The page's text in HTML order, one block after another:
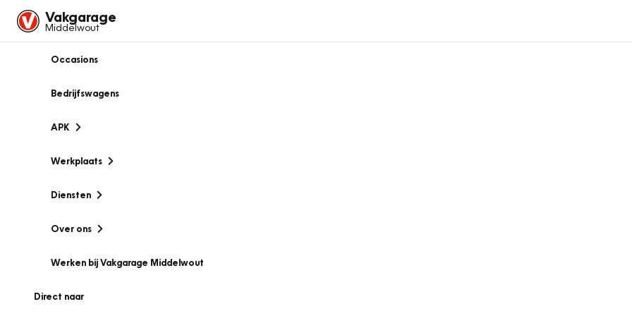
Vakgarage
Middelwout
Occasions
Bedrijfswagens
APK
Werkplaats
Diensten
Over ons
Werken bij Vakgarage Middelwout
Direct naar